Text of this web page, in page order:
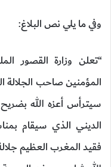
وفي ما يلي نص البلاغ:
“تعلن وزارة القصور
المؤمنين صاحب الجلالة
سيترأس أعزه الله
الديني الذي سيقام
فقيد المغرب العظيم